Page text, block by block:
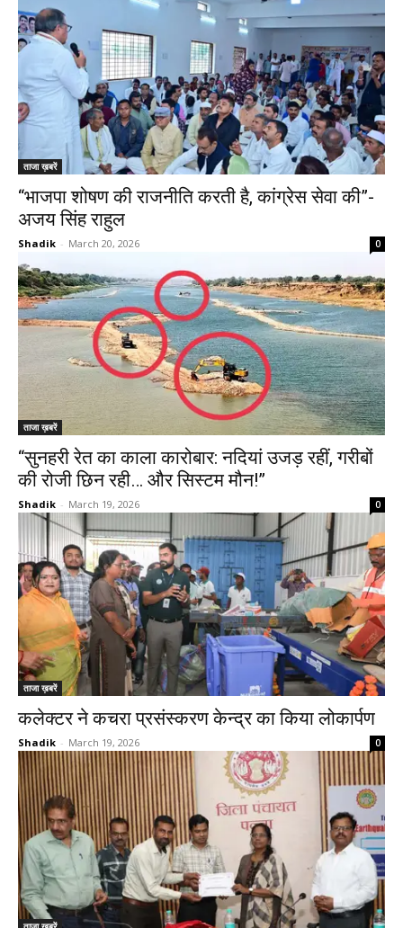
ताजा ख़बरें
“भाजपा शोषण की राजनीति करती है, कांग्रेस सेवा की”-
अजय सिंह राहुल
Shadik - March 20, 2026 0
ताजा ख़बरें
“सुनहरी रेत का काला कारोबार: नदियां उजड़ रहीं, गरीबों
की रोजी छिन रही… और सिस्टम मौन!”
Shadik - March 19, 2026 0
ताजा ख़बरें
कलेक्टर ने कचरा प्रसंस्करण केन्द्र का किया लोकार्पण
Shadik - March 19, 2026 0